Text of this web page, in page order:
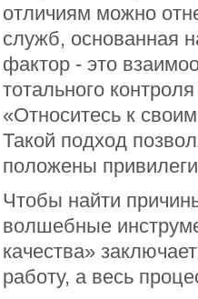
отличиям можно
служб, основанная
фактор - это
тотального
«Относитесь к
Такой подход
положены
Чтобы найти
волшебные
качества»
работу, а весь